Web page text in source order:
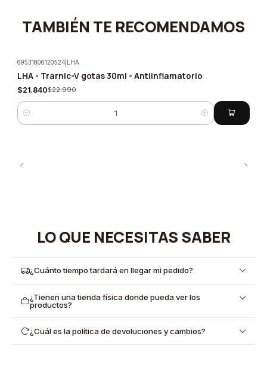
TAMBIÉN TE RECOMENDAMOS
-5%
69531806120524 LHA
LHA - Trarnic-V gotas 30ml - Antiinflamatorio
$21.840$22.990
Cantidad
LO QUE NECESITAS SABER
¿Cuánto tiempo tardará en llegar mi pedido?
¿Tienen una tienda física donde pueda ver los
productos?
¿Cuál es la política de devoluciones y cambios?